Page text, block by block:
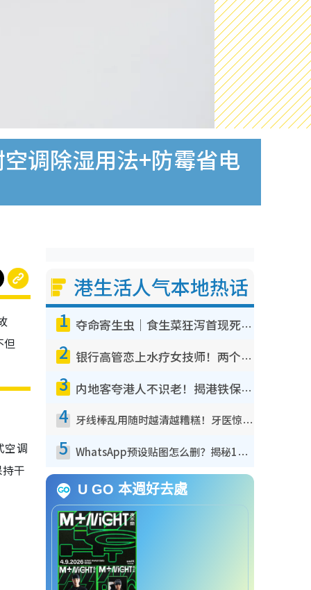
调除湿用法+防霉省电
但
空调
干
港生活人气本地热话
1 夺命寄生虫｜食生菜狂泻首现死者！疫潮恶化录1.8万宗病例 揭洗菜3大谬误
2 银行高管恋上水疗女技师！两个月借128万惊觉“沉船”沉落火海 揭背后疑似邪教操控卖淫
3 内地客夸港人不识老！揭港铁保鲜级冷气 港人求放过：别投诉
4 牙线棒乱用随时越清越糟糕！牙医惊揭盲目过户细菌恐致蛀牙：这种才是日常真保养
5 WhatsApp预设贴图怎么删？揭秘1招“反向操作”还原简洁界面 附3步实测教程
U GO 本週好去處